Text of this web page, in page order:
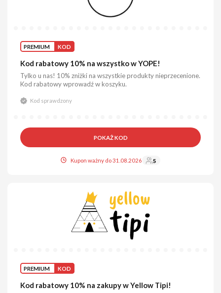
PREMIUM KOD
Kod rabatowy 10% na wszystko w YOPE!
Tylko u nas! 10% zniżki na wszystkie produkty nieprzecenione.
Kod rabatowy wprowadź w koszyku.
Kod sprawdzony
POKAŻ KOD
Kupon ważny do 31.08.2026 5
PREMIUM KOD
Kod rabatowy 10% na zakupy w Yellow Tipi!